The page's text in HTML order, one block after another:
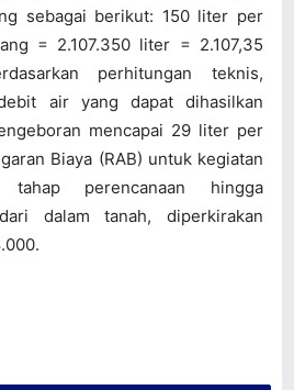
sebagai berikut: 150 liter per
= 2.107.350 liter = 2.107,35
perhitungan teknis,
air yang dapat dihasilkan
mencapai 29 liter per
Biaya (RAB) untuk kegiatan
perencanaan hingga
dalam tanah, diperkirakan